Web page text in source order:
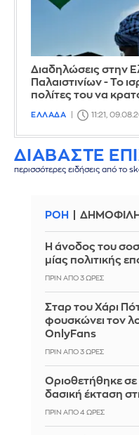
Διαδηλώσεις στην
Παλαιστινίων - Το
πολίτες του να
ΕΛΛΑΔΑ 11:21,
ΔΙΑΒΑΣΤΕ
περισσότερες ειδήσεις από το
ΡΟΗ ΔΗΜΟΦΙΛΗ
Η άνοδος του
μίας πολιτικής
ΠΡΙΝ ΑΠΌ 3 ΏΡΕΣ
Σταρ του Χάρι
φουσκώνει τον
OnlyFans
ΠΡΙΝ ΑΠΌ 3 ΏΡΕΣ
Οριοθετήθηκε σε
δασική έκταση
ΠΡΙΝ ΑΠΌ 4 ΏΡΕΣ